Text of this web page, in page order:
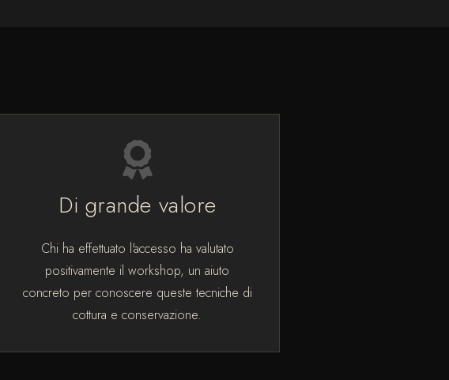
Di grande valore
Chi ha effettuato l'accesso ha valutato
positivamente il workshop, un aiuto
concreto per conoscere queste tecniche di
cottura e conservazione.